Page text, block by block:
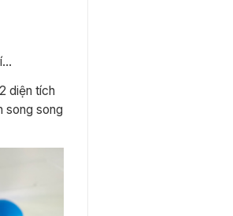
diện tích
song song